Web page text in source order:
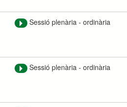
Sessió plenària - ordinària
Sessió plenària - ordinària